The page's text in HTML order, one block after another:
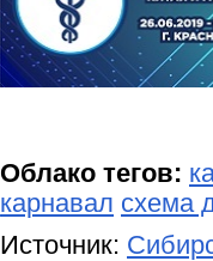
Облако тегов:
карнавал схема
Источник: